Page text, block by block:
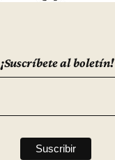
¡Suscríbete al boletín!